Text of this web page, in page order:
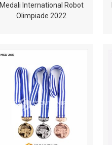
Medali International Robot
Olimpiade 2022